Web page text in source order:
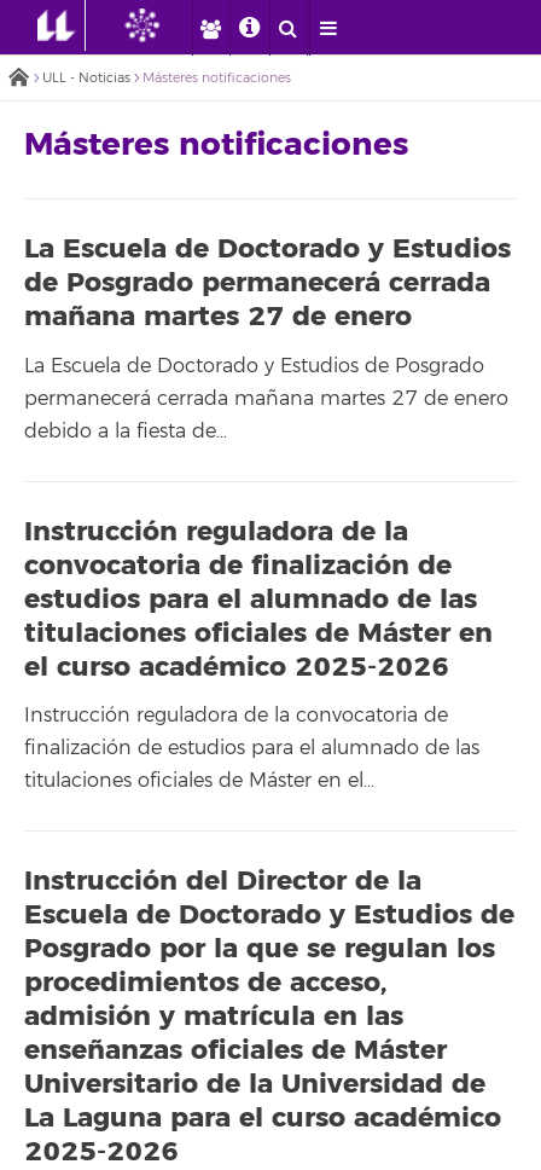
ULL - Noticias Másteres notificaciones
Másteres notificaciones
La Escuela de Doctorado y Estudios
de Posgrado permanecerá cerrada
mañana martes 27 de enero
La Escuela de Doctorado y Estudios de Posgrado
permanecerá cerrada mañana martes 27 de enero
debido a la fiesta de…
Instrucción reguladora de la
convocatoria de finalización de
estudios para el alumnado de las
titulaciones oficiales de Máster en
el curso académico 2025-2026
Instrucción reguladora de la convocatoria de
finalización de estudios para el alumnado de las
titulaciones oficiales de Máster en el…
Instrucción del Director de la
Escuela de Doctorado y Estudios de
Posgrado por la que se regulan los
procedimientos de acceso,
admisión y matrícula en las
enseñanzas oficiales de Máster
Universitario de la Universidad de
La Laguna para el curso académico
2025-2026